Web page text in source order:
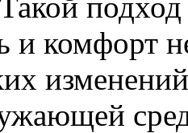
и комфорт